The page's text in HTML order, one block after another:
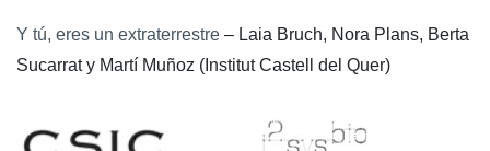
Y tú, eres un extraterrestre – Laia Bruch, Nora Plans, Berta
Sucarrat y Martí Muñoz (Institut Castell del Quer)